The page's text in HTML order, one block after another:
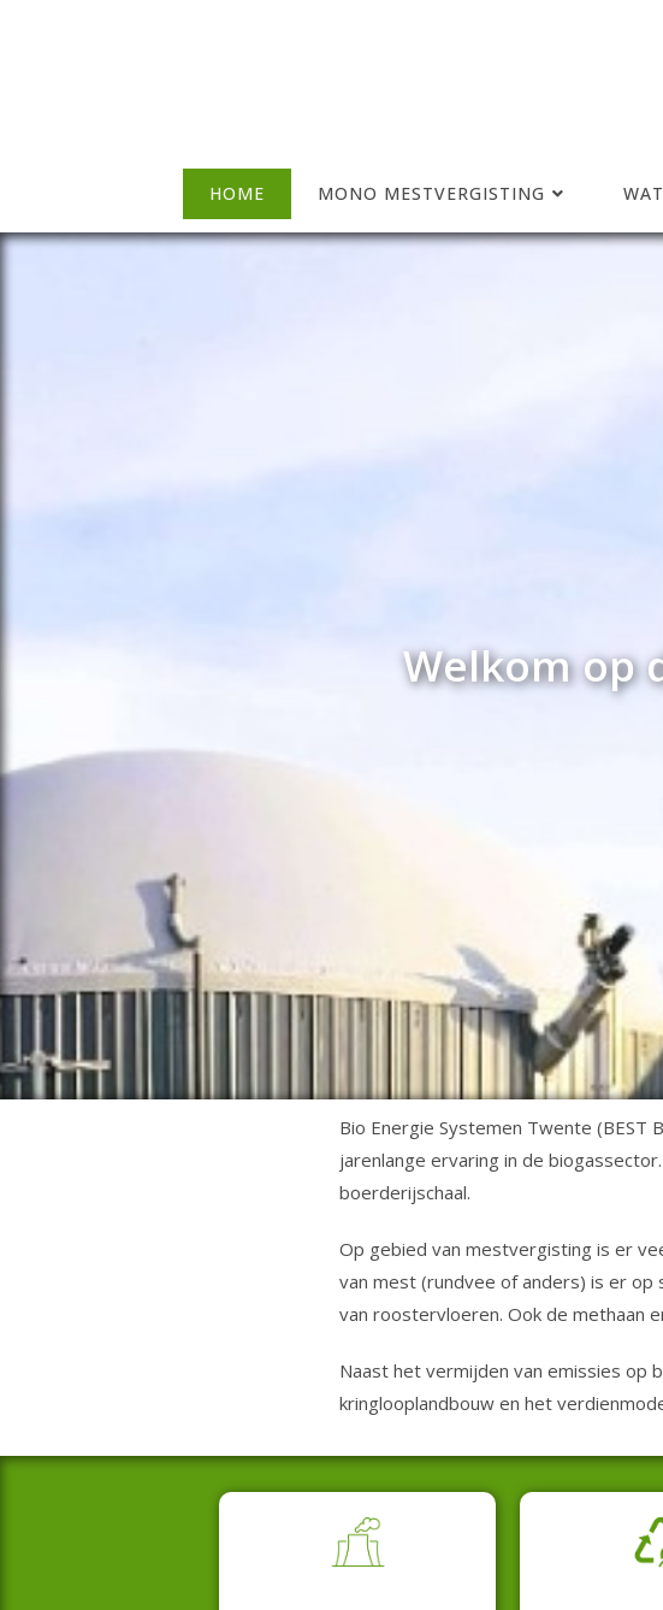
HOME MONO MESTVERGISTING
Welkom op
Bio Energie Systemen Twente
jarenlange ervaring in de
boerderijschaal.
Op gebied van mestvergisting is er
van mest (rundvee of anders) is er op
van roostervloeren. Ook de methaan
Naast het vermijden van emissies op
kringlooplandbouw en het